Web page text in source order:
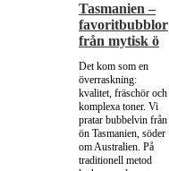
Tasmanien –
favoritbubblor
från mytisk ö
Det kom som en
överraskning:
kvalitet, fräschör och
komplexa toner. Vi
pratar bubbelvin från
ön Tasmanien, söder
om Australien. På
traditionell metod